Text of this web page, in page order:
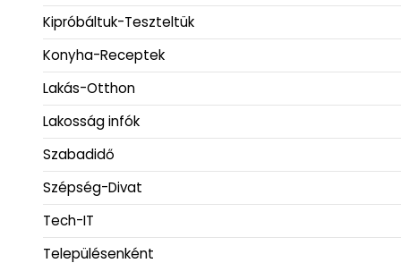
Kipróbáltuk-Teszteltük
Konyha-Receptek
Lakás-Otthon
Lakosság infók
Szabadidő
Szépség-Divat
Tech-IT
Településenként